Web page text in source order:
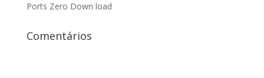
Ports Zero Down load
Comentários